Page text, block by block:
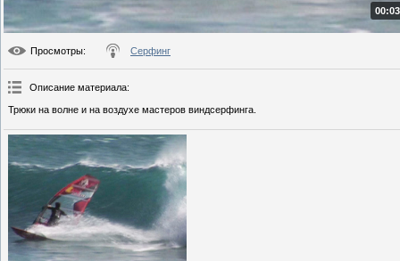
Просмотры: Серфинг
Описание материала:
Трюки на волне и на воздухе мастеров виндсерфинга.